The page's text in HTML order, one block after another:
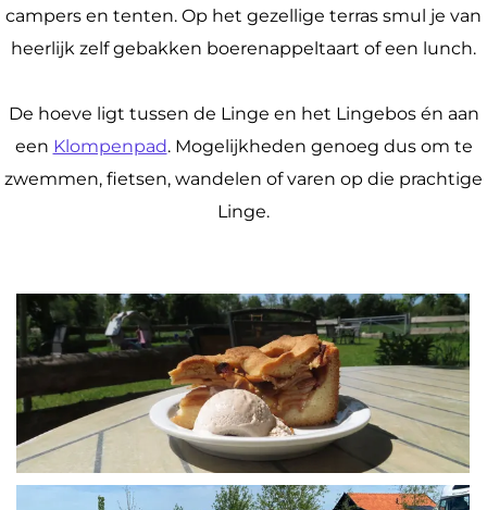
campers en tenten. Op het gezellige terras smul je van
heerlijk zelf gebakken boerenappeltaart of een lunch.
De hoeve ligt tussen de Linge en het Lingebos én aan
een Klompenpad. Mogelijkheden genoeg dus om te
zwemmen, fietsen, wandelen of varen op die prachtige
Linge.